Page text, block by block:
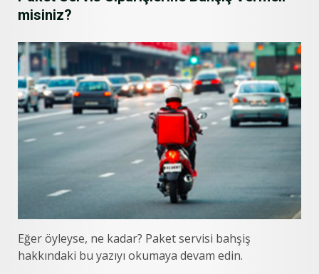
misiniz?
Eğer öyleyse, ne kadar? Paket servisi bahşiş
hakkındaki bu yazıyı okumaya devam edin.